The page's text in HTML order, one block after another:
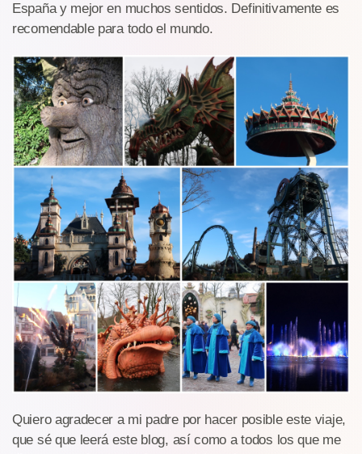
España y mejor en muchos sentidos. Definitivamente es
recomendable para todo el mundo.
Quiero agradecer a mi padre por hacer posible este viaje,
que sé que leerá este blog, así como a todos los que me